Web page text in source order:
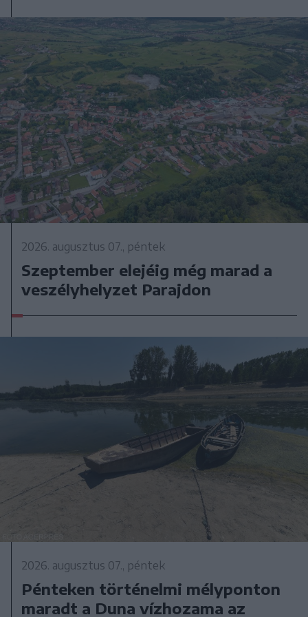
2026. augusztus 07., péntek
Szeptember elejéig még marad a
veszélyhelyzet Parajdon
2026. augusztus 07., péntek
Pénteken történelmi mélyponton
maradt a Duna vízhozama az